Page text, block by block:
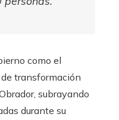
como el
transformación
subrayando
durante su